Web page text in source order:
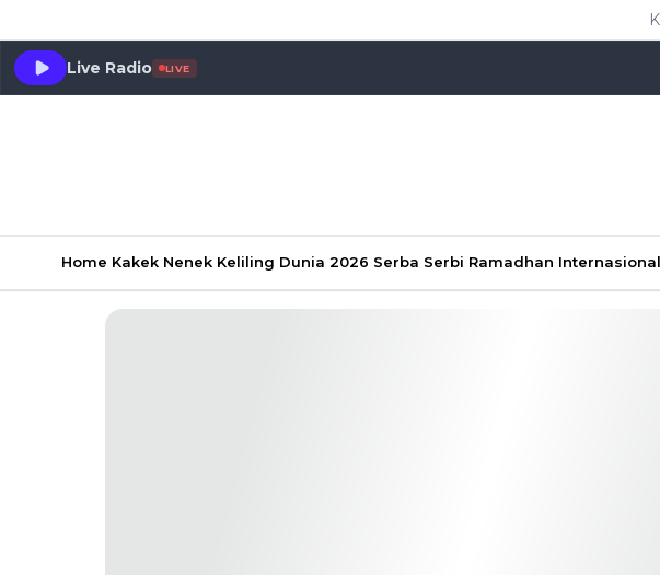
Live Radio LIVE
Home Kakek Nenek Keliling Dunia 2026 Serba Serbi Ramadhan Internasional